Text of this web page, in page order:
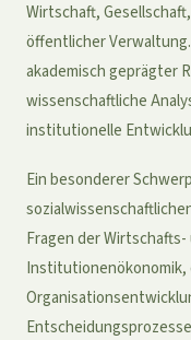
Wirtschaft,
öffentlicher
akademisch geprägter
wissenschaftliche
institutionelle
Ein besonderer
Fragen der
Institutionenökonomik,